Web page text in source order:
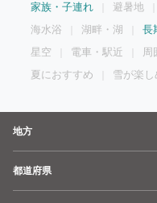
家族・子連れ
避暑地
海水浴
湖畔・湖 長
星空
電車・駅近
周
夏におすすめ
雪が楽し
地方
都道府県